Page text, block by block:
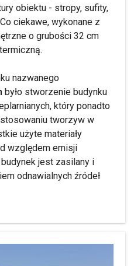
obiektu - stropy, sufity,
ciekawe, wykonane z
o grubości 32 cm
nazwanego
było stworzenie budynku
który ponadto
tworzyw w
użyte materiały
względem emisji
jest zasilany i
odnawialnych źródeł